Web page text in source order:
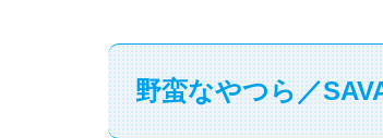
野蛮なやつら／